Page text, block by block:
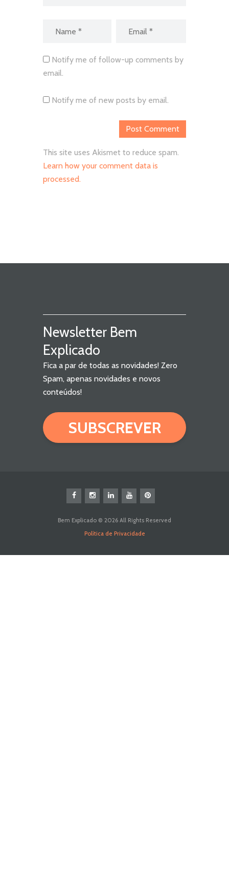
Notify me of follow-up comments by
email.
Notify me of new posts by email.
This site uses Akismet to reduce spam.
Learn how your comment data is
processed.
Newsletter Bem
Explicado
Fica a par de todas as novidades! Zero
Spam, apenas novidades e novos
conteúdos!
SUBSCREVER
Bem Explicado © 2026 All Rights Reserved
Política de Privacidade